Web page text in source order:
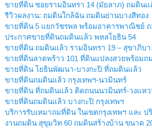
ขายที่ดิน ซอยรามอินทรา 14 (มัยลาภ) ถมดินแ
รีวิวผลงาน: ถมดินใกล้ฉัน ถมดินย่านบางสีทอง
ขายที่ดิน 5 แยกวัชรพล พร้อมอาคารพาณิชย์
ประกาศขายที่ดินถมดินแล้ว พหลโยธิน 54
ขายที่ดิน ถมดินแล้ว รามอินทรา 19 – สุขาภิบา
ขายที่ดินลาดพร้าว 101 ที่ดินแปลงสวยพร้อม
ขายที่ดิน โยธินพัฒนา-บางกะปิ ที่ถมดินแล้ว
ขายที่ดินถมดินแล้ว กรุงเทพฯ-นวมินทร์
ขายที่ดิน ที่ถมดินแล้ว ติดถนนนวมินทร์-วงแห
ขายที่ดินถมดินแล้ว บางกะปิ กรุงเทพฯ
บริการรับเหมาถมที่ดิน ในเขตกรุงเทพฯ และ
งานถมดิน สุขุมวิท 60 ถมดินสร้างบ้าน ขนาด